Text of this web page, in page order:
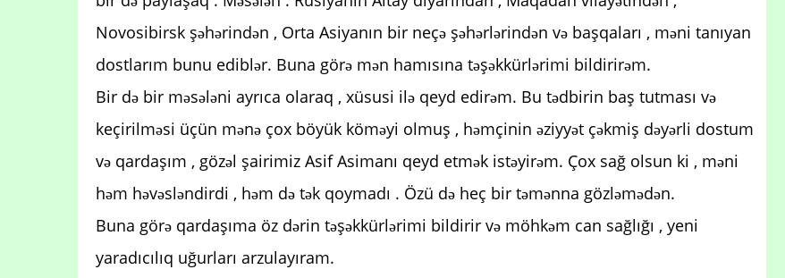
Novosibirsk şəhərindən , Orta Asiyanın bir neçə şəhərlərindən və başqaları , məni tanıyan
dostlarım bunu ediblər. Buna görə mən hamısına təşəkkürlərimi bildirirəm.
Bir də bir məsələni ayrıca olaraq , xüsusi ilə qeyd edirəm. Bu tədbirin baş tutması və
keçirilməsi üçün mənə çox böyük köməyi olmuş , həmçinin əziyyət çəkmiş dəyərli dostum
və qardaşım , gözəl şairimiz Asif Asimanı qeyd etmək istəyirəm. Çox sağ olsun ki , məni
həm həvəsləndirdi , həm də tək qoymadı . Özü də heç bir təmənna gözləmədən.
Buna görə qardaşıma öz dərin təşəkkürlərimi bildirir və möhkəm can sağlığı , yeni
yaradıcılıq uğurları arzulayıram.